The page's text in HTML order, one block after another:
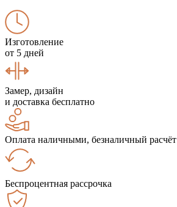
Изготовление
от 5 дней
Замер, дизайн
и доставка бесплатно
Оплата наличными, безналичный расчёт
Беспроцентная рассрочка